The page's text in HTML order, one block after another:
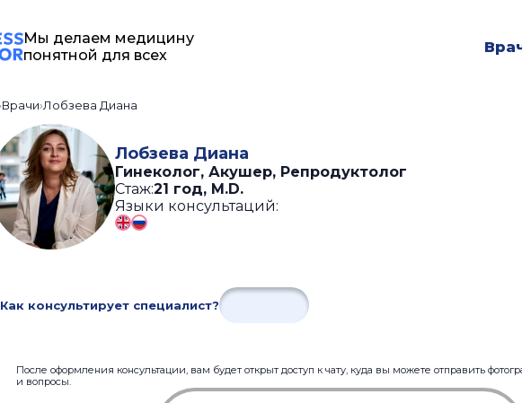
Мы делаем медицину
понятной для всех
Врачи Лобзева Диана
Лобзева Диана
Гинеколог, Акушер, Репродуктолог
Стаж:21 год, M.D.
Языки консультаций:
Как консультирует специалист?
После оформления консультации, вам будет открыт доступ к чату, куда вы можете отправить
и вопросы.